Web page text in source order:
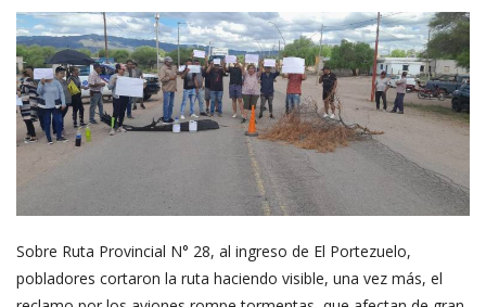
Sobre Ruta Provincial N° 28, al ingreso de El Portezuelo,
pobladores cortaron la ruta haciendo visible, una vez más, el